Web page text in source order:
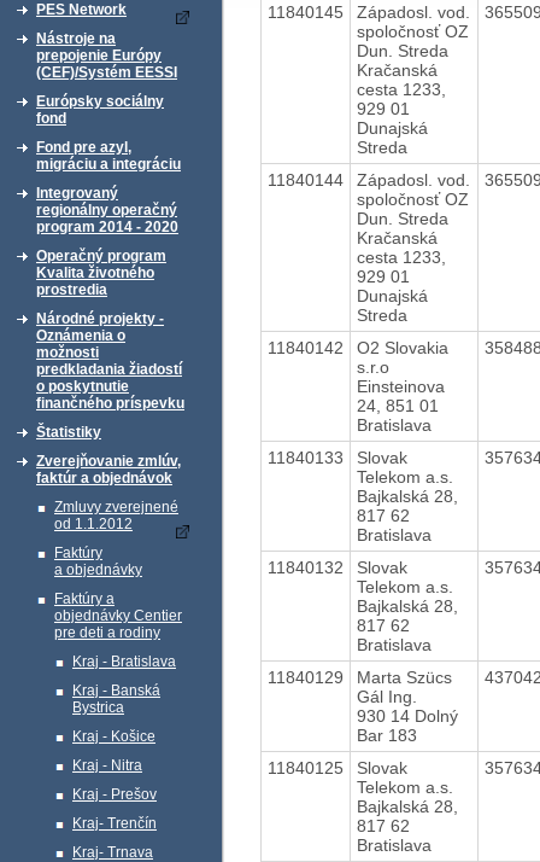
PES Network
Nástroje na
prepojenie Európy
(CEF)/Systém EESSI
Európsky sociálny
fond
Fond pre azyl,
migráciu a integráciu
Integrovaný
regionálny operačný
program 2014 - 2020
Operačný program
Kvalita životného
prostredia
Národné projekty -
Oznámenia o
možnosti
predkladania žiadostí
o poskytnutie
finančného príspevku
Štatistiky
Zverejňovanie zmlúv,
faktúr a objednávok
Zmluvy zverejnené
od 1.1.2012
Faktúry
a objednávky
Faktúry a
objednávky Centier
pre deti a rodiny
Kraj - Bratislava
Kraj - Banská
Bystrica
Kraj - Košice
Kraj - Nitra
Kraj - Prešov
Kraj- Trenčín
Kraj- Trnava
11840145
Západosl. vod.
spoločnosť OZ
Dun. Streda
Kračanská
cesta 1233,
929 01
Dunajská
Streda
11840144
Západosl. vod.
spoločnosť OZ
Dun. Streda
Kračanská
cesta 1233,
929 01
Dunajská
Streda
11840142
O2 Slovakia
s.r.o
Einsteinova
24, 851 01
Bratislava
11840133
Slovak
Telekom a.s.
Bajkalská 28,
817 62
Bratislava
11840132
Slovak
Telekom a.s.
Bajkalská 28,
817 62
Bratislava
11840129
Marta Szücs
Gál Ing.
930 14 Dolný
Bar 183
11840125
Slovak
Telekom a.s.
Bajkalská 28,
817 62
Bratislava